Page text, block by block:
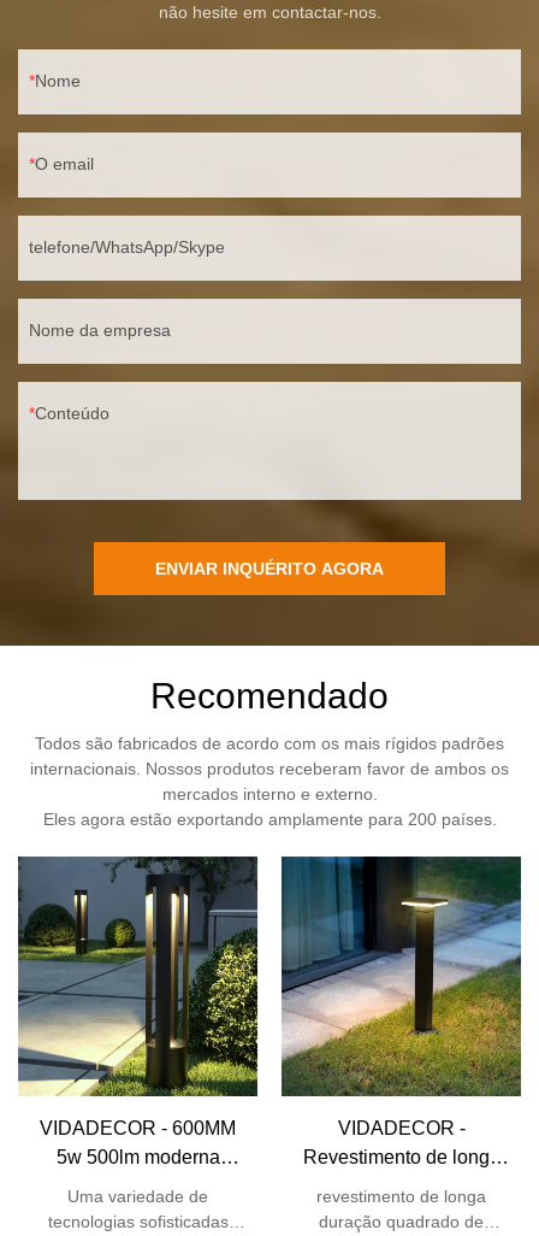
não hesite em contactar-nos.
Nome
O email
telefone/WhatsApp/Skype
Nome da empresa
Conteúdo
ENVIAR INQUÉRITO AGORA
Recomendado
Todos são fabricados de acordo com os mais rígidos padrões
internacionais. Nossos produtos receberam favor de ambos os
mercados interno e externo.
Eles agora estão exportando amplamente para 200 países.
VIDADECOR - 600MM
5w 500lm moderna
longa habitação de
alumínio jardim 2022 cor
Uma variedade de
tecnologias sofisticadas
VIDADECOR -
Revestimento de longa
duração quadrado
superior em alumínio
revestimento de longa
duração quadrado de